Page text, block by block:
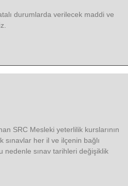
durumlarda verilecek maddi ve
SRC Mesleki yeterlilik kurslarının
sınavlar her il ve ilçenin bağlı
nedenle sınav tarihleri değişiklik